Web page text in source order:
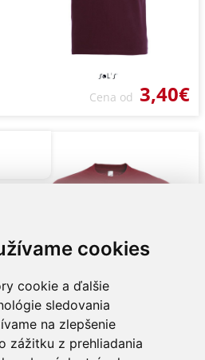
cookies
cookie a ďalšie
sledovania
na zlepšenie
zážitku z prehliadania
Cena od 3,40€